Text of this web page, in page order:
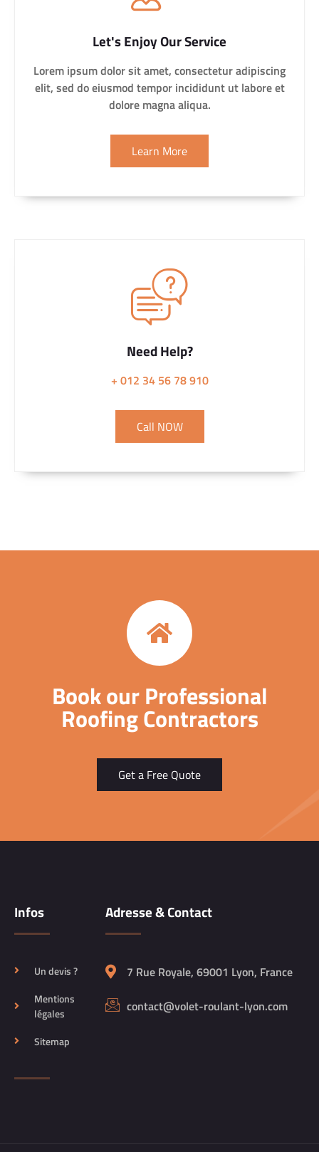
Let's Enjoy Our Service
Lorem ipsum dolor sit amet, consectetur adipiscing
elit, sed do eiusmod tempor incididunt ut labore et
dolore magna aliqua.
Learn More
Need Help?
+ 012 34 56 78 910
Call NOW
Book our Professional
Roofing Contractors
Get a Free Quote
Infos
Un devis ?
Mentions
légales
Sitemap
Adresse & Contact
7 Rue Royale, 69001 Lyon, France
contact@volet-roulant-lyon.com